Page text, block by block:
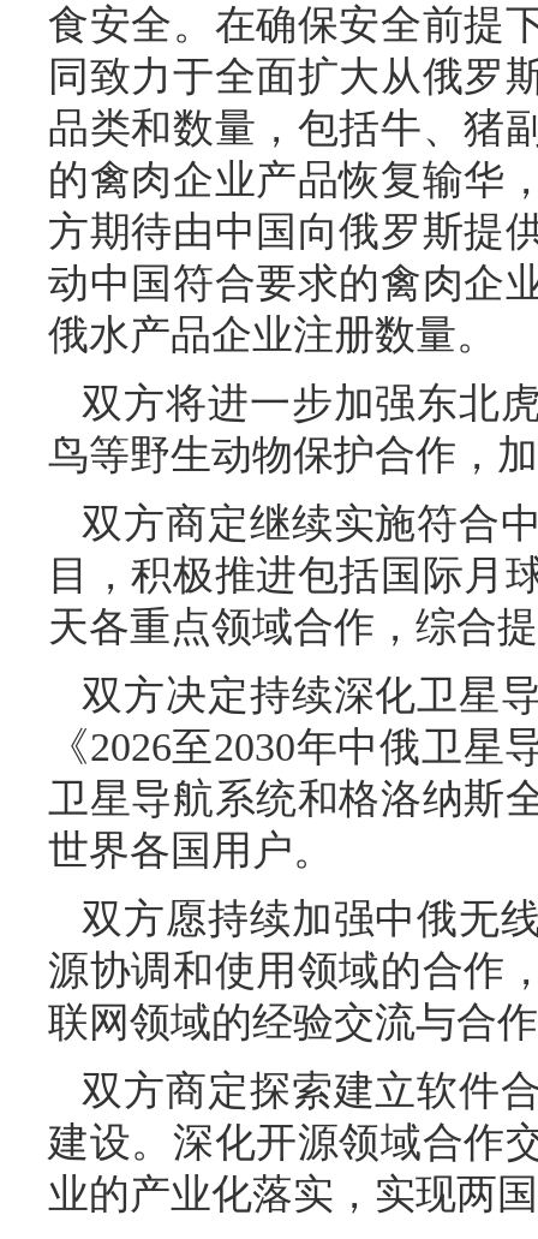
食安全。在确保安全前提
同致力于全面扩大从俄罗
品类和数量，包括牛、猪
的禽肉企业产品恢复输华
方期待由中国向俄罗斯提
动中国符合要求的禽肉企
俄水产品企业注册数量。
双方将进一步加强东北
鸟等野生动物保护合作，
双方商定继续实施符合
目，积极推进包括国际月
天各重点领域合作，综合
双方决定持续深化卫星
《2026至2030年中俄卫
卫星导航系统和格洛纳斯
世界各国用户。
双方愿持续加强中俄无
源协调和使用领域的合作
联网领域的经验交流与合
双方商定探索建立软件
建设。深化开源领域合作
业的产业化落实，实现两